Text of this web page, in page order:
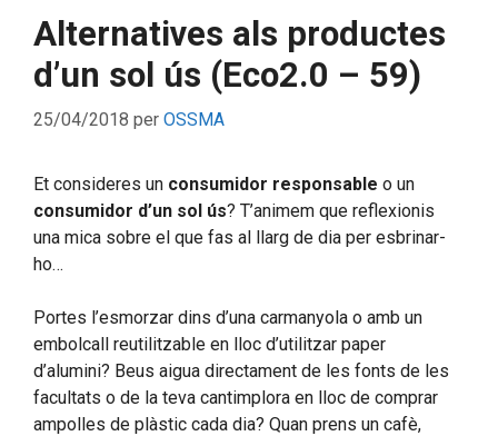
Alternatives als productes
d’un sol ús (Eco2.0 – 59)
25/04/2018 per OSSMA
Et consideres un consumidor responsable o un
consumidor d’un sol ús? T’animem que reflexionis
una mica sobre el que fas al llarg de dia per esbrinar-
ho…
Portes l’esmorzar dins d’una carmanyola o amb un
embolcall reutilitzable en lloc d’utilitzar paper
d’alumini? Beus aigua directament de les fonts de les
facultats o de la teva cantimplora en lloc de comprar
ampolles de plàstic cada dia? Quan prens un cafè,